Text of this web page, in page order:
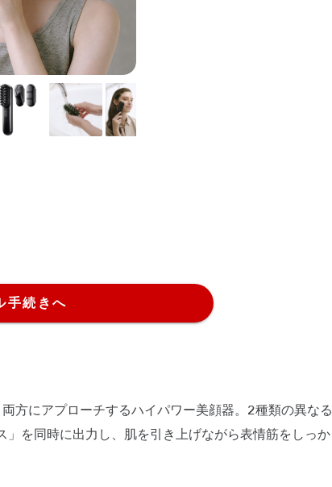
手続きへ
方にアプローチするハイパワー美顔器。2種類の異なる
を同時に出力し、肌を引き上げながら表情筋をしっか